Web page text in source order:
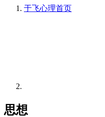
于飞心理首页
思想